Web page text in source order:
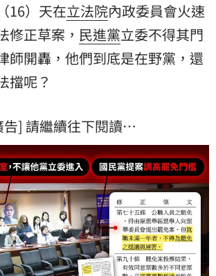
16）天在立法院內政委員會火速
修正草案， 民進黨立委不得其門
師開轟，他們到底是在野黨，還
擋呢？
告] 請繼續往下閱讀…